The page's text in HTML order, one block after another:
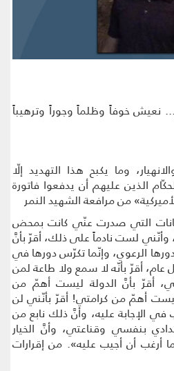
نعيش خوفاً وظلماً وجوراً وترهيباً
وما يكبح هذا التهديد إلّا
الذين عليهم أن يدفعوا فاتورة
من مرافعة الشهيد النمر
التي صدرت عنّي كانت بمحض
وأنّني لست نادماً على ذلك، أقرّ بأنَّ
الرعوي، وإنّما تكرّس دورها في
أقرّ بأنّه لا سمع ولا طاعة لمن
أقرّ بأنَّ الدولة ليست أهمّ من
أهمّ من كرامتي! أقرّ بأنّني لن
الإجابة عليه، وأنَّ ذلك نابع من
بنفسي وقناعتي، وأنَّ الخيار
أرغب أن أجيب عليه». من إقرارات